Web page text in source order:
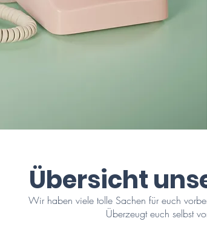
Übersicht
Wir haben viele tolle Sachen für euch
Überzeugt euch selbst